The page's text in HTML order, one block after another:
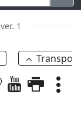
ver. 1